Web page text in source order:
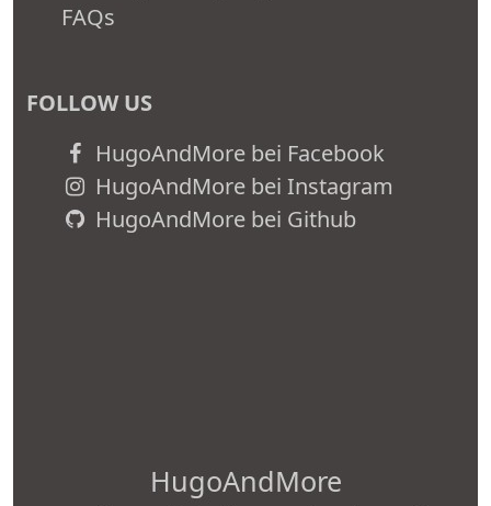
FAQs
FOLLOW US
HugoAndMore bei Facebook
HugoAndMore bei Instagram
HugoAndMore bei Github
HugoAndMore